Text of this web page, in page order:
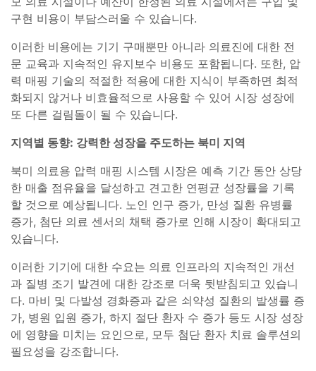
구현 비용이 부담스러울 수 있습니다.
이러한 비용에는 기기 구매뿐만 아니라 의료진에 대한 전
문 교육과 지속적인 유지보수 비용도 포함됩니다. 또한, 압
력 매핑 기술의 적절한 적용에 대한 지식이 부족하면 최적
화되지 않거나 비효율적으로 사용할 수 있어 시장 성장에
또 다른 걸림돌이 될 수 있습니다.
지역별 동향: 강력한 성장을 주도하는 북미 지역
북미 의료용 압력 매핑 시스템 시장은 예측 기간 동안 상당
한 매출 점유율을 달성하고 견고한 연평균 성장률을 기록
할 것으로 예상됩니다. 노인 인구 증가, 만성 질환 유병률
증가, 첨단 의료 센서의 채택 증가로 인해 시장이 확대되고
있습니다.
이러한 기기에 대한 수요는 의료 인프라의 지속적인 개선
과 질병 조기 발견에 대한 강조로 더욱 뒷받침되고 있습니
다. 마비 및 다발성 경화증과 같은 쇠약성 질환의 발생률 증
가, 병원 입원 증가, 하지 절단 환자 수 증가 등도 시장 성장
에 영향을 미치는 요인으로, 모두 첨단 환자 치료 솔루션의
필요성을 강조합니다.